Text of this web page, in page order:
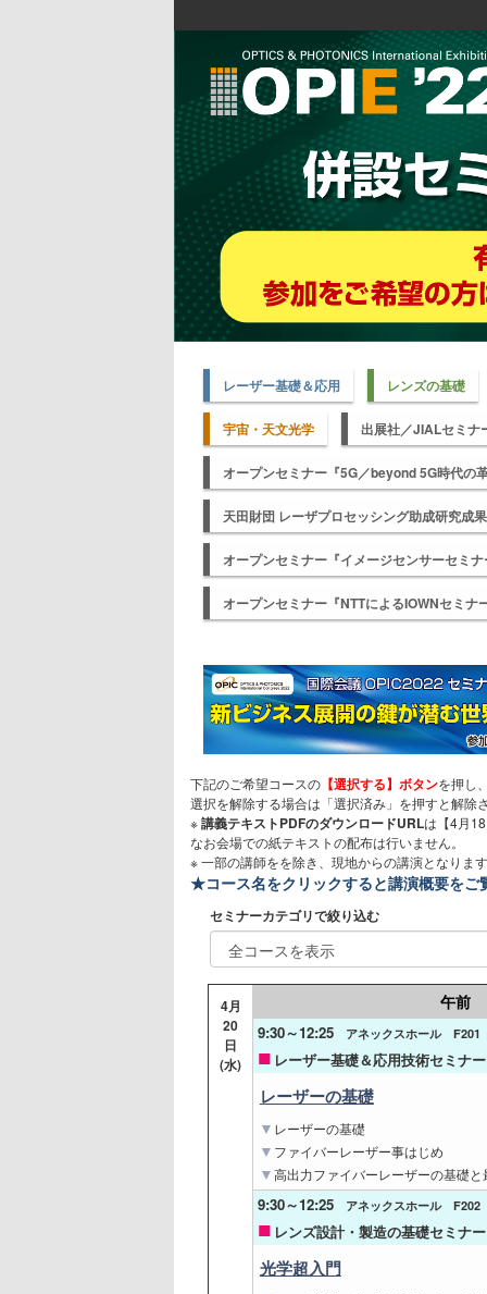
レーザー基礎＆応用 レンズの基礎
宇宙・天文光学 出展社／JIALセミナ
オープンセミナー『5G／beyond 5G時代の
天田財団 レーザプロセッシング助成研究成
オープンセミナー『イメージセンサーセミナ
オープンセミナー『NTTによるIOWNセミナ
下記のご希望コースの 【選択する】ボタンを押し
選択を解除する場合は「選択済み」を押すと解除さ
※講義テキストPDFのダウンロードURLは【4月
なお会場での紙テキストの配布は行いません。
※ 一部の講師をを除き、現地からの講演となりま
★コース名をクリックすると講演概要をご
セミナーカテゴリで絞り込む
4月
20
日
(水)
午前
9:30～12:25 アネックスホール F201
レーザー基礎＆応用技術セミナ
レーザーの基礎
レーザーの基礎
ファイバーレーザー事はじめ
高出力ファイバーレーザーの基礎と
9:30～12:25 アネックスホール F202
レンズ設計・製造の基礎セミナ
光学超入門